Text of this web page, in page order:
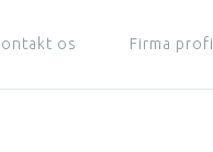
Firma profil
os